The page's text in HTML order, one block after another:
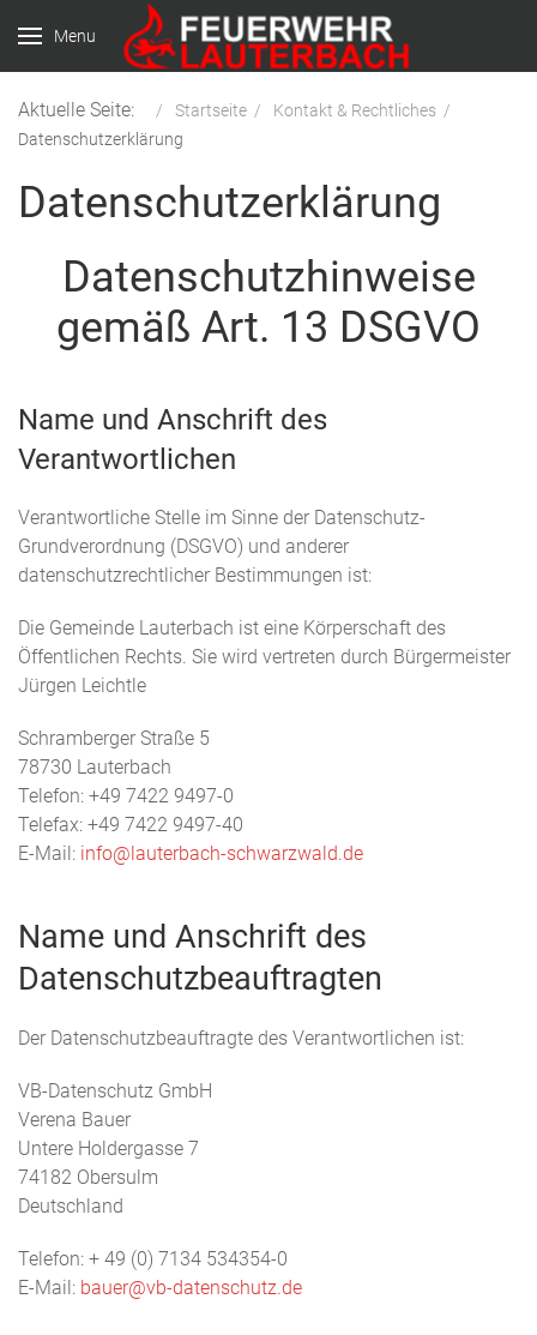
Menu
Aktuelle Seite: Startseite
Kontakt & Rechtliches
Datenschutzerklärung
Datenschutzerklärung
Datenschutzhinweise
gemäß Art. 13 DSGVO
Name und Anschrift des
Verantwortlichen
Verantwortliche Stelle im Sinne der Datenschutz-
Grundverordnung (DSGVO) und anderer
datenschutzrechtlicher Bestimmungen ist:
Die Gemeinde Lauterbach ist eine Körperschaft des
Öffentlichen Rechts. Sie wird vertreten durch Bürgermeister
Jürgen Leichtle
Schramberger Straße 5
78730 Lauterbach
Telefon: +49 7422 9497-0
Telefax: +49 7422 9497-40
E-Mail: info@lauterbach-schwarzwald.de
Name und Anschrift des
Datenschutzbeauftragten
Der Datenschutzbeauftragte des Verantwortlichen ist:
VB-Datenschutz GmbH
Verena Bauer
Untere Holdergasse 7
74182 Obersulm
Deutschland
Telefon: + 49 (0) 7134 534354-0
E-Mail: bauer@vb-datenschutz.de